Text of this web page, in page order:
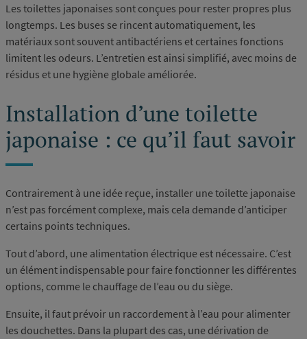
Les toilettes japonaises sont conçues pour rester propres plus
longtemps. Les buses se rincent automatiquement, les
matériaux sont souvent antibactériens et certaines fonctions
limitent les odeurs. L’entretien est ainsi simplifié, avec moins de
résidus et une hygiène globale améliorée.
Installation d’une toilette
japonaise : ce qu’il faut savoir
Contrairement à une idée reçue, installer une toilette japonaise
n’est pas forcément complexe, mais cela demande d’anticiper
certains points techniques.
Tout d’abord, une alimentation électrique est nécessaire. C’est
un élément indispensable pour faire fonctionner les différentes
options, comme le chauffage de l’eau ou du siège.
Ensuite, il faut prévoir un raccordement à l’eau pour alimenter
les douchettes. Dans la plupart des cas, une dérivation de